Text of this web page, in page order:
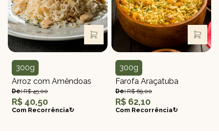
Peso
300g
Arroz com Amêndoas
De:R$ 45,00
R$ 40,50
Com Recorrência↻
Peso
300g
Farofa Araçatuba
De:R$ 69,00
R$ 62,10
Com Recorrência↻